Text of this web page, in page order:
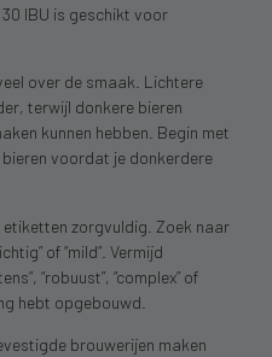
IBU is geschikt voor
over de smaak. Lichtere
terwijl donkere bieren
kunnen hebben. Begin met
voordat je donkerdere
zorgvuldig. Zoek naar
of “mild”. Vermijd
“robuust”, “complex” of
hebt opgebouwd.
brouwerijen maken